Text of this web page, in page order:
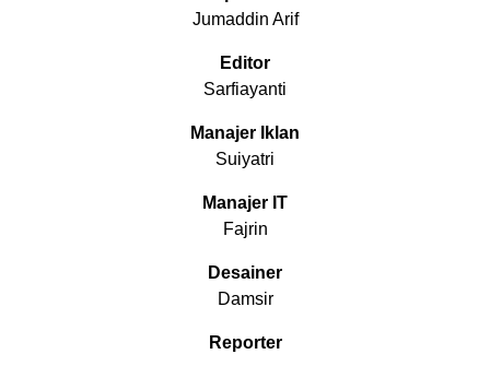
Jumaddin Arif
Editor
Sarfiayanti
Manajer Iklan
Suiyatri
Manajer IT
Fajrin
Desainer
Damsir
Reporter